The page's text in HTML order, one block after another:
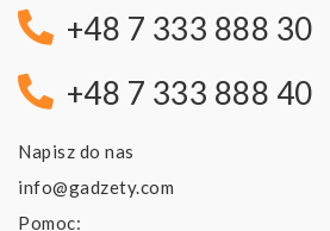
+48 7 333 888 30
+48 7 333 888 40
Napisz do nas
info@gadzety.com
Pomoc: